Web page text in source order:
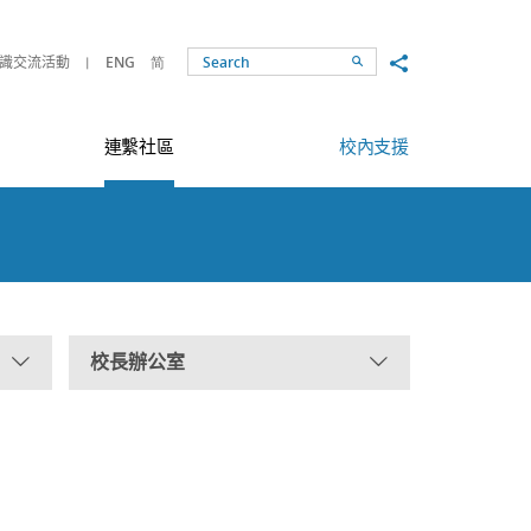
交流活動 ENG 简 SearchShare to
連繫社區 校內支援
校長辦公室